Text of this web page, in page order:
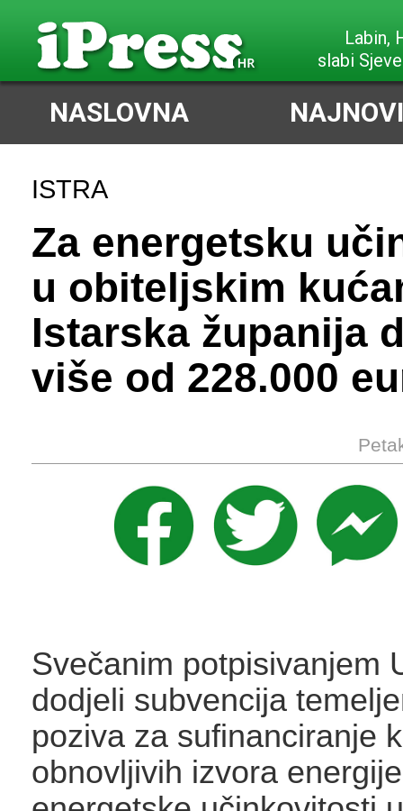
Labin,
slabi
NASLOVNA
ISTRA
Za energetsku
u obiteljskim
Istarska županija
više od 228.000
Svečanim potpisivanjem
dodjeli subvencija
poziva za sufinanciranje
obnovljivih izvora